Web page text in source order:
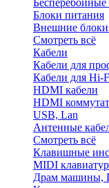
Блоки питания
Внешние
Смотреть всё
Кабели
Кабели для
Кабели для Hi-
HDMI кабели
HDMI
USB, Lan
Антенные
Смотреть всё
Клавишные
MIDI
Драм машины,